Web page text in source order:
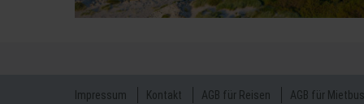
Impressum Kontakt AGB für Reisen AGB für